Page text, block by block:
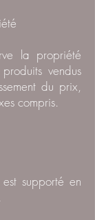
la propriété
vendus
du prix,
compris.
supporté en